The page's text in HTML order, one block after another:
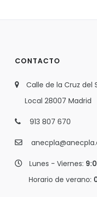
CONTACTO
Calle de la Cruz del
Local 28007 Madrid
913 807 670
Lunes - Viernes:
Horario de verano: